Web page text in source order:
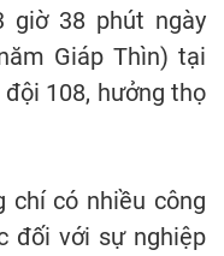
giờ 38 phút ngày
Giáp Thìn) tại
108, hưởng thọ
chí có nhiều công
đối với sự nghiệp